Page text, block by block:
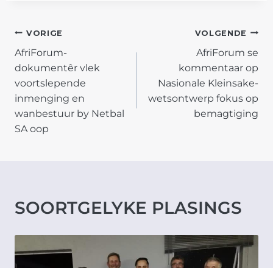
POST
NAVIGATION
VORIGE
AfriForum-
dokumentêr vlek
voortslepende
inmenging en
wanbestuur by Netbal
SA oop
VOLGENDE
AfriForum se
kommentaar op
Nasionale Kleinsake-
wetsontwerp fokus op
bemagtiging
SOORTGELYKE PLASINGS